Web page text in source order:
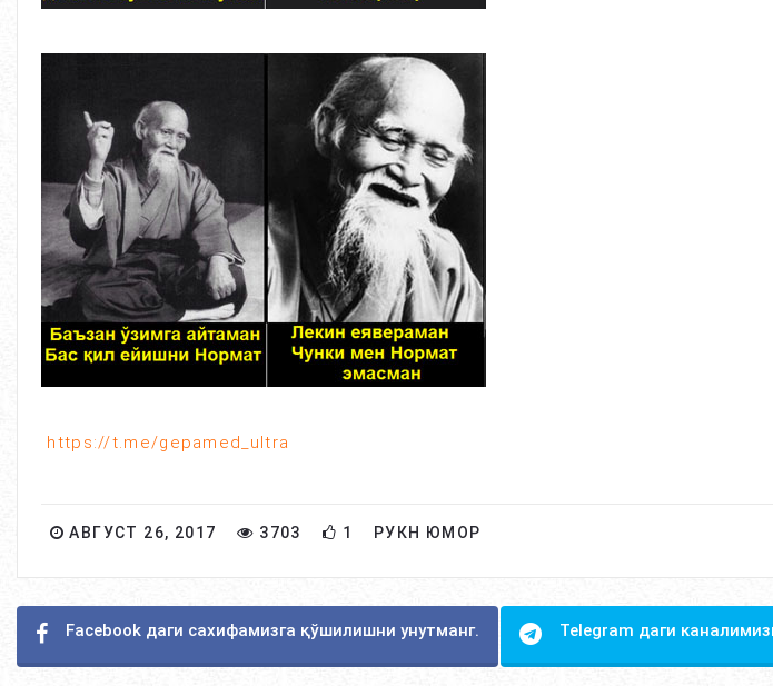
https://t.me/gepamed_ultra
АВГУСТ 26, 2017 3703 1 РУКН ЮМОР
Facebook даги сахифамизга қўшилишни унутманг. Telegram даги